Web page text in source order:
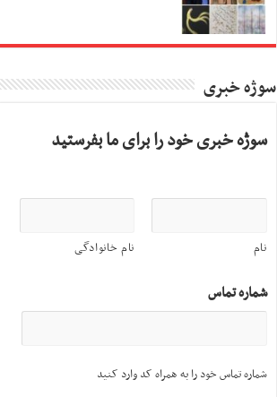
سوژه خبری
سوژه خبری خود را برای ما بفرستید
نام نام خانوادگی
شماره تماس
شماره تماس خود را به همراه کد وارد کنید